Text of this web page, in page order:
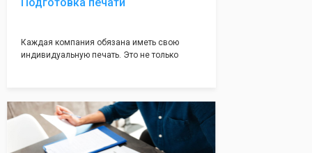
Каждая компания обязана иметь свою
индивидуальную печать. Это не только
вам поможем с помощью изготовления
печати по индивидуальному эскизу, который
Вы выберете сами из нашего каталога.